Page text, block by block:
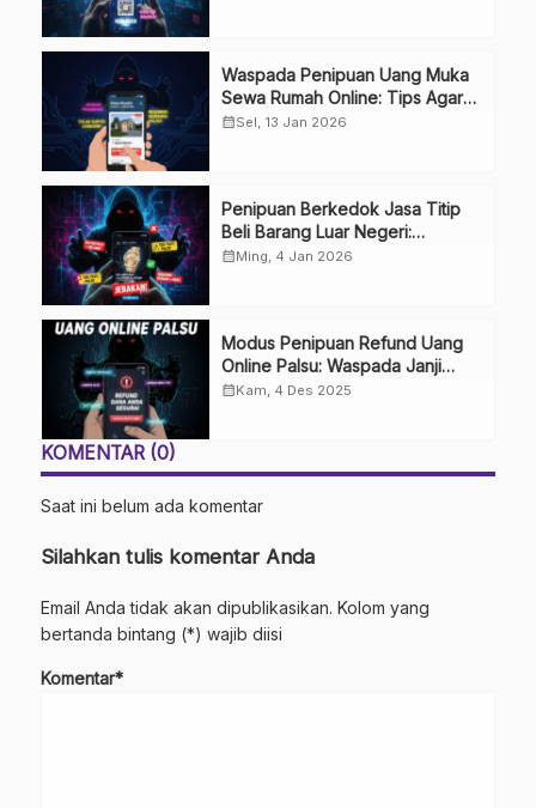
Waspada Penipuan Uang Muka
Sewa Rumah Online: Tips Agar
Tidak Terkecoh
calendar_monthSel, 13 Jan 2026
Penipuan Berkedok Jasa Titip
Beli Barang Luar Negeri:
Waspada Impian Belanja Impor
calendar_monthMing, 4 Jan 2026
Modus Penipuan Refund Uang
Online Palsu: Waspada Janji
Uang Kembali
calendar_monthKam, 4 Des 2025
KOMENTAR (0)
Saat ini belum ada komentar
Silahkan tulis komentar Anda
Email Anda tidak akan dipublikasikan. Kolom yang
bertanda bintang (*) wajib diisi
Komentar*